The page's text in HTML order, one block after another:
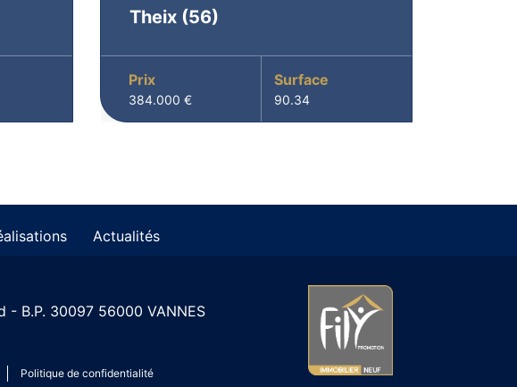
Theix(56)
Prix
384.000 €
Surface
90.34
Actualités
- B.P. 30097 56000 VANNES
Politique de confidentialité